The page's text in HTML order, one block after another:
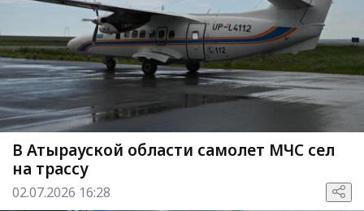
В Атырауской области самолет МЧС сел
на трассу
02.07.2026 16:28